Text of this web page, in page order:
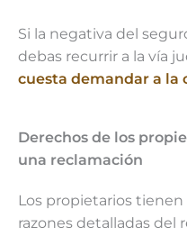
Si la negativa del
debas recurrir a la vía
cuesta demandar a la
Derechos de los
una reclamación
Los propietarios
razones detalladas del